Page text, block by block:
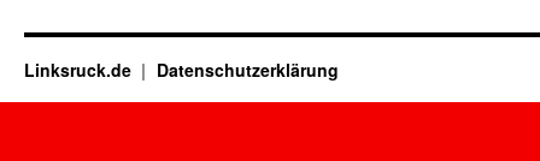
Linksruck.de Datenschutzerklärung